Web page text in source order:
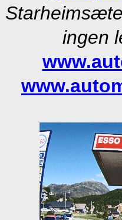
ingen